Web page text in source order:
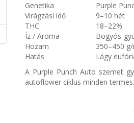
Genetika
Purple
Virágzási idő
9–10 hét
THC
18–22%
Íz / Aroma
Bogyós-
Hozam
350–450
Hatás
Lágy
A Purple Punch Auto szemet
autoflower ciklus minden